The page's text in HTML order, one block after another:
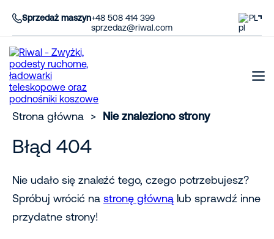
Sprzedaż maszyn+48 508 414 399
sprzedaz@riwal.com
PL
Strona główna > Nie znaleziono strony
Błąd 404
Nie udało się znaleźć tego, czego potrzebujesz?
Spróbuj wrócić na stronę główną lub sprawdź inne
przydatne strony!